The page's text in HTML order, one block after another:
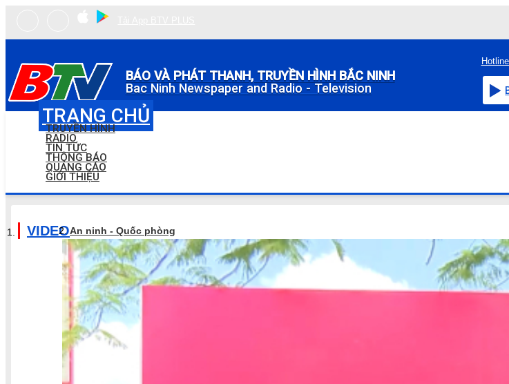
BÁO VÀ PHÁT THANH, TRUYỀN HÌNH BẮC NINH
Bac Ninh Newspaper and Radio - Television
TRANG CHỦ
TRUYỀN HÌNH
RADIO
TIN TỨC
THÔNG BÁO
QUẢNG CÁO
GIỚI THIỆU
VIDEOAn ninh - Quốc phòng